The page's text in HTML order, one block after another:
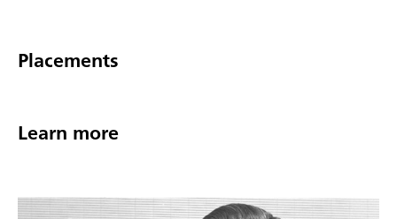
Placements
Learn more